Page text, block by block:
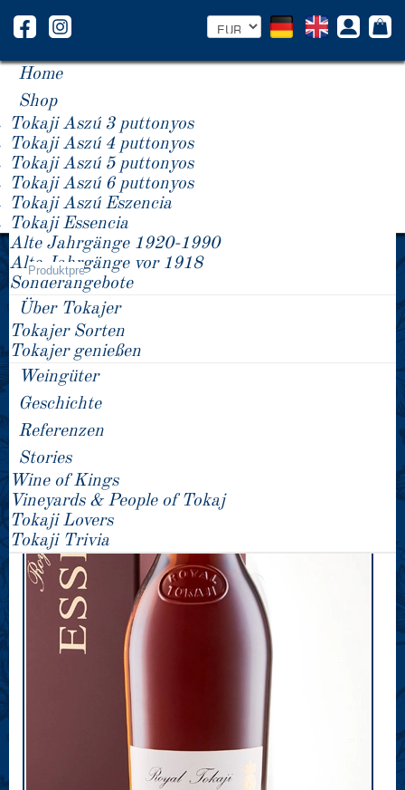
Home
Shop
Tokaji Aszú 3 puttonyos
Tokaji Aszú 4 puttonyos
Tokaji Aszú 5 puttonyos
Tokaji Aszú 6 puttonyos
Tokaji Aszú Eszencia
Tokaji Essencia
Alte Jahrgänge 1920-1990
Alte Jahrgänge vor 1918
Sonderangebote
Über Tokajer
Tokajer Sorten
Tokajer genießen
Weingüter
Geschichte
Referenzen
Stories
Wine of Kings
Vineyards & People of Tokaj
Tokaji Lovers
Tokaji Trivia
Jahrgang -/+
Produktpreis